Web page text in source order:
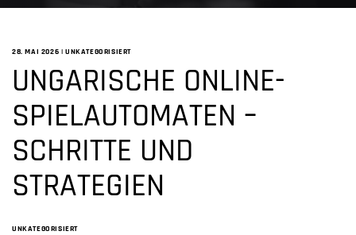
28. MAI 2026 | UNKATEGORISIERT
UNGARISCHE ONLINE-
SPIELAUTOMATEN –
SCHRITTE UND
STRATEGIEN
UNKATEGORISIERT